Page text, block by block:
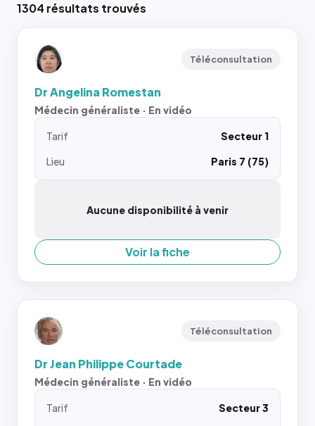
1304 résultats trouvés
Téléconsultation
Dr Angelina Romestan
Médecin généraliste · En vidéo
Tarif
Secteur 1
Lieu
Paris 7 (75)
Aucune disponibilité à venir
Voir la fiche
Téléconsultation
Dr Jean Philippe Courtade
Médecin généraliste · En vidéo
Tarif
Secteur 3